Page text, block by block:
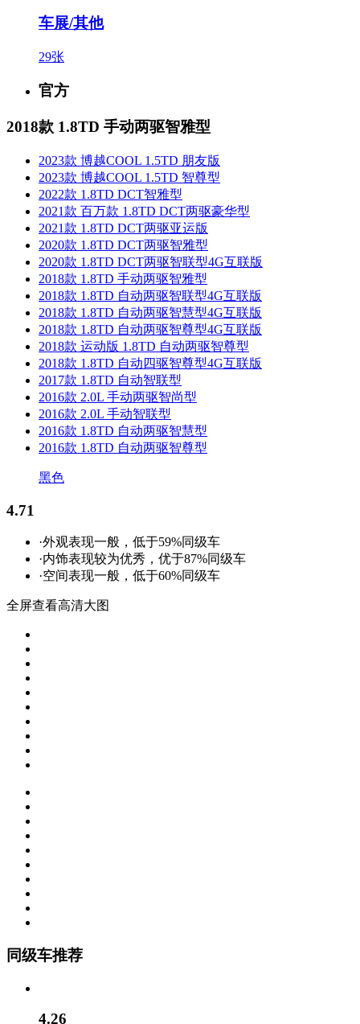
车展/其他
29张
官方
2018款 1.8TD 手动两驱智雅型
2023款 博越COOL 1.5TD 朋友版
2023款 博越COOL 1.5TD 智尊型
2022款 1.8TD DCT智雅型
2021款 百万款 1.8TD DCT两驱豪华型
2021款 1.8TD DCT两驱亚运版
2020款 1.8TD DCT两驱智雅型
2020款 1.8TD DCT两驱智联型4G互联版
2018款 1.8TD 手动两驱智雅型
2018款 1.8TD 自动两驱智联型4G互联版
2018款 1.8TD 自动两驱智慧型4G互联版
2018款 1.8TD 自动两驱智尊型4G互联版
2018款 运动版 1.8TD 自动两驱智尊型
2018款 1.8TD 自动四驱智尊型4G互联版
2017款 1.8TD 自动智联型
2016款 2.0L 手动两驱智尚型
2016款 2.0L 手动智联型
2016款 1.8TD 自动两驱智慧型
2016款 1.8TD 自动两驱智尊型
黑色
4.71
·外观表现一般，低于59%同级车
·内饰表现较为优秀，优于87%同级车
·空间表现一般，低于60%同级车
全屏查看高清大图
同级车推荐
4.26